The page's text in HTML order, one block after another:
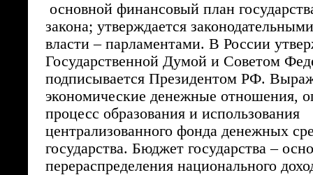
основной финансовый план
закона; утверждается
власти – парламентами. В России
Государственной Думой и Советом
подписывается Президентом РФ.
экономические денежные отношения,
процесс образования и использования
централизованного фонда денежных
государства. Бюджет государства –
перераспределения национального